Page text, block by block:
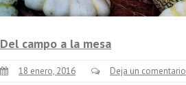
Del campo a la mesa
18 enero, 2016 Deja un comentario